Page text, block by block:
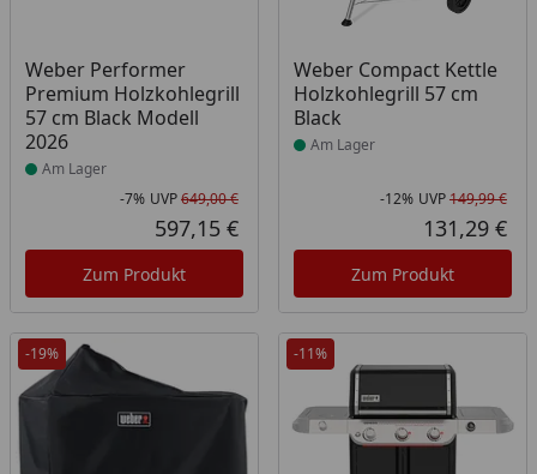
Weber Performer
Premium Holzkohlegrill
57 cm Black Modell
2026
Produkt am Lager
Am Lager
Rabatt in Prozent
-7%
Ursprünglicher Preis
UVP649,00 €
Aktueller Preis
597,15 €
Zum Produkt
Weber Compact Kettle
Holzkohlegrill 57 cm
Black
Produkt am Lager
Am Lager
-12% UVP149,99 €
131,29 €
Zum Produkt
-19% -11%